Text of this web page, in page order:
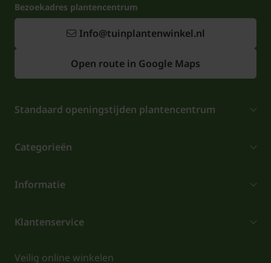
Bezoekadres plantencentrum
Info@tuinplantenwinkel.nl
Open route in Google Maps
Standaard openingstijden plantencentrum
Categorieën
Informatie
Klantenservice
Veilig online winkelen